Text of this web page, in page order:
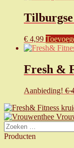
€ 4,99
Fresh &
Aanbieding! €
Zoeken
naar:
Producten